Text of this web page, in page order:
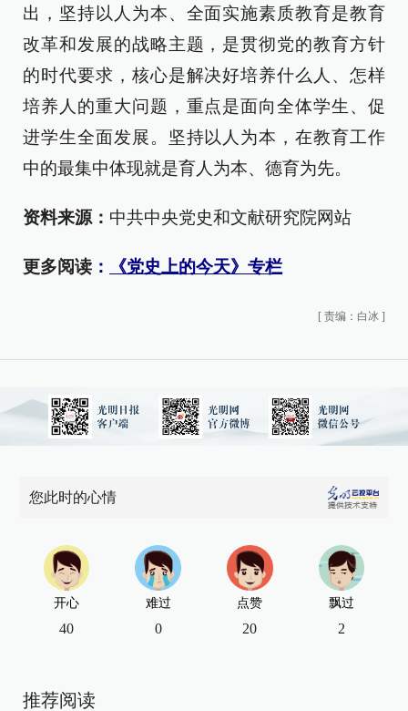
出，坚持以人为本、全面实施素质教育是教育
改革和发展的战略主题，是贯彻党的教育方针
的时代要求，核心是解决好培养什么人、怎样
培养人的重大问题，重点是面向全体学生、促
进学生全面发展。坚持以人为本，在教育工作
中的最集中体现就是育人为本、德育为先。
资料来源： 中共中央党史和文献研究院网站
更多阅读 ： 《党史上的今天》专栏
[ 责编：白冰 ]
您此时的心情
开心
40
难过
0
点赞
20
飘过
2
推荐阅读